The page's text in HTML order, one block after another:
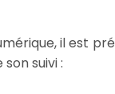
il est
suivi :